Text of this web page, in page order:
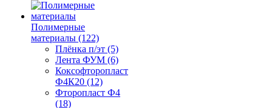
Полимерные
материалы (122)
Плёнка п/эт (5)
Лента ФУМ (6)
Коксофторопласт
Ф4К20 (12)
Фторопласт Ф4
(18)